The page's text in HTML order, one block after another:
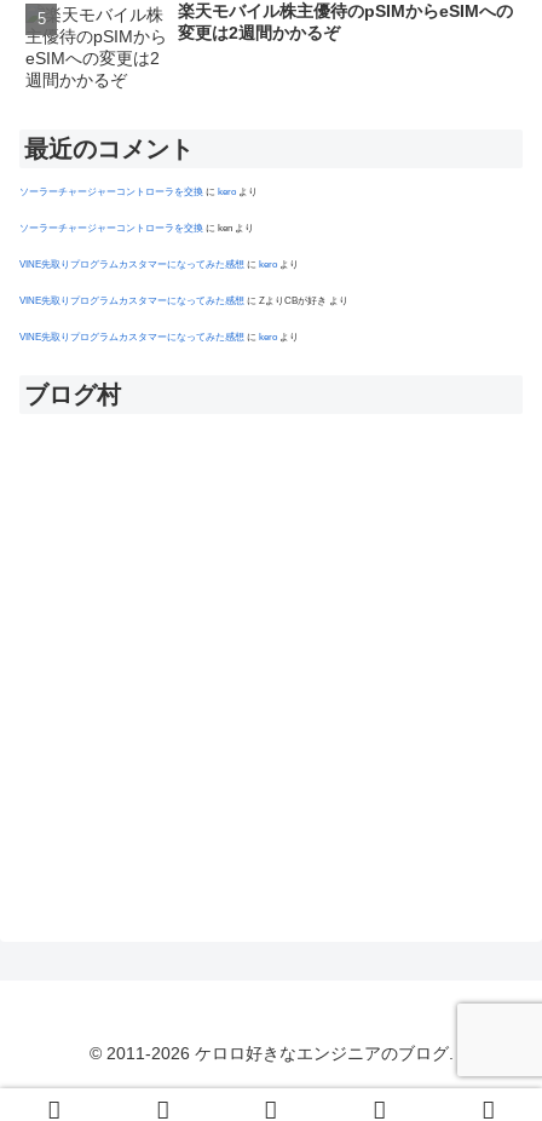
楽天モバイル株主優待のpSIMからeSIMへの
変更は2週間かかるぞ
最近のコメント
ソーラーチャージャーコントローラを交換 に kero より
ソーラーチャージャーコントローラを交換 に ken より
VINE先取りプログラムカスタマーになってみた感想 に kero より
VINE先取りプログラムカスタマーになってみた感想 に ZよりCBが好き より
VINE先取りプログラムカスタマーになってみた感想 に kero より
ブログ村
© 2011-2026 ケロロ好きなエンジニアのブログ.